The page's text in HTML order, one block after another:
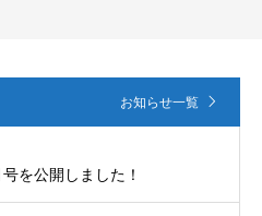
お知らせ一覧
を公開しました！